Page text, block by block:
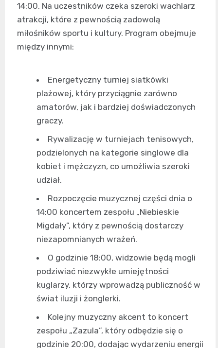
14:00. Na uczestników czeka szeroki wachlarz
atrakcji, które z pewnością zadowolą
miłośników sportu i kultury. Program obejmuje
między innymi:
Energetyczny turniej siatkówki
plażowej, który przyciągnie zarówno
amatorów, jak i bardziej doświadczonych
graczy.
Rywalizację w turniejach tenisowych,
podzielonych na kategorie singlowe dla
kobiet i mężczyzn, co umożliwia szeroki
udział.
Rozpoczęcie muzycznej części dnia o
14:00 koncertem zespołu „Niebieskie
Migdały”, który z pewnością dostarczy
niezapomnianych wrażeń.
O godzinie 18:00, widzowie będą mogli
podziwiać niezwykłe umiejętności
kuglarzy, którzy wprowadzą publiczność w
świat iluzji i żonglerki.
Kolejny muzyczny akcent to koncert
zespołu „Zazula”, który odbędzie się o
godzinie 20:00, dodając wydarzeniu energii